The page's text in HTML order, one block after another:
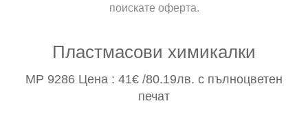
поискате оферта.
Пластмасови химикалки
MP 9286 Цена : 41€ /80.19лв. с пълноцветен
печат